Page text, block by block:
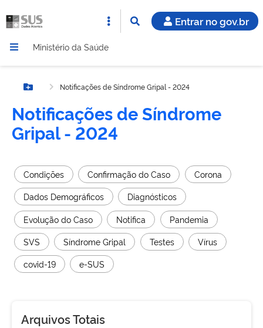
Entrar no gov.br
Ministério da Saúde
Botão MenuNotificações de Síndrome Gripal - 2024
Notificações de Síndrome
Gripal - 2024
Condições Confirmação do Caso Corona
Dados Demográficos Diagnósticos
Evolução do Caso Notifica Pandemia
SVS Síndrome Gripal Testes Vírus
covid-19 e-SUS
Arquivos Totais